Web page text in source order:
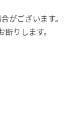
がございます。
りします。